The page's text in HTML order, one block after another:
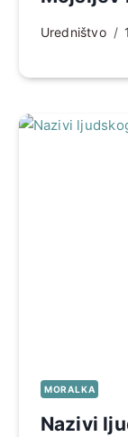
Uredništvo
MORALKA
Nazivi